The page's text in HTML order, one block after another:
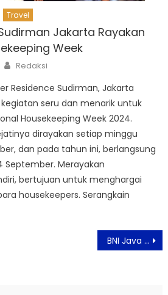
Travel
Jakarta Rayakan
Week
Author
Redaksi
Residence Sudirman, Jakarta
seru dan menarik untuk
Housekeeping Week 2024.
dirayakan setiap minggu
dan pada tahun ini, berlangsung
September. Merayakan
bertujuan untuk menghargai
housekeepers. Serangkain
BNI Java Jazz Festival 2023 Jadi Ajang Menemukan Talenta Musik Muda Berkualitas